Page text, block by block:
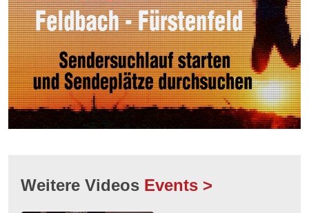
Weitere Videos Events >